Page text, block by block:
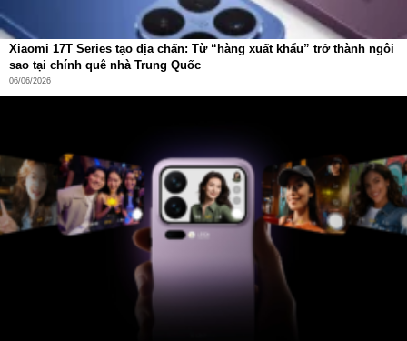
Xiaomi 17T Series tạo địa chấn: Từ “hàng xuất khẩu” trở thành ngôi
sao tại chính quê nhà Trung Quốc
06/06/2026